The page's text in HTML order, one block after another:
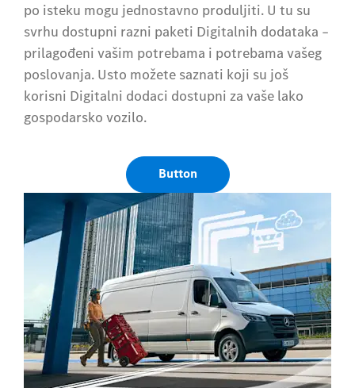
po isteku mogu jednostavno produljiti. U tu su
svrhu dostupni razni paketi Digitalnih dodataka –
prilagođeni vašim potrebama i potrebama vašeg
poslovanja. Usto možete saznati koji su još
korisni Digitalni dodaci dostupni za vaše lako
gospodarsko vozilo.
Button